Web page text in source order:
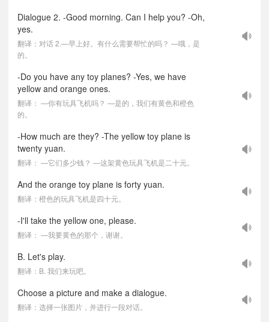
Dialogue 2. -Good morning. Can I help you? -Oh,
yes.
翻译：对话 2.—早上好。有什么需要帮忙的吗？ —哦，是
的。
-Do you have any toy planes? -Yes, we have
yellow and orange ones.
翻译： —你有玩具飞机吗？ —是的，我们有黄色和橙色
的。
-How much are they? -The yellow toy plane is
twenty yuan.
翻译： —它们多少钱？ —这架黄色玩具飞机是二十元。
And the orange toy plane is forty yuan.
翻译：橙色的玩具飞机是四十元。
-I'll take the yellow one, please.
翻译： —我要黄色的那个，谢谢。
B. Let's play.
翻译：B. 我们来玩吧。
Choose a picture and make a dialogue.
翻译：选择一张图片，并进行一段对话。